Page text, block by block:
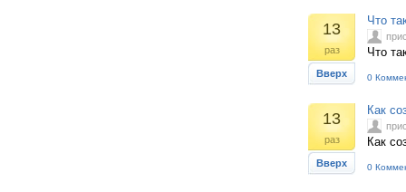
13
раз
Вверх
Что
Что
0
13
раз
Вверх
Как
Как
0